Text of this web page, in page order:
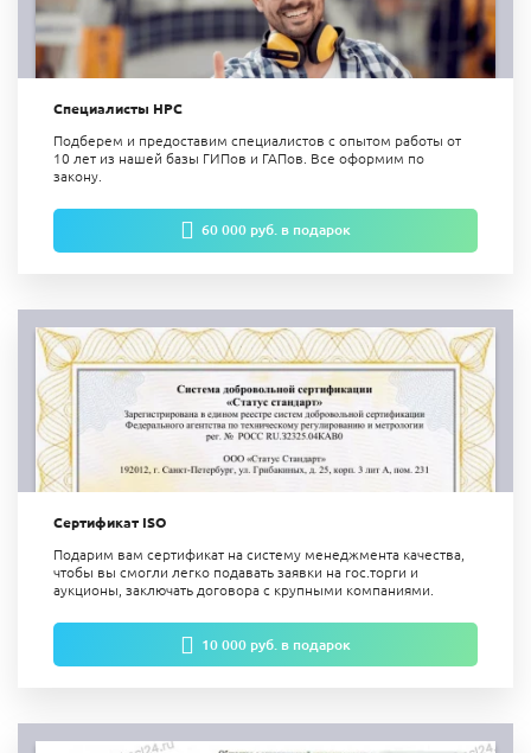
Специалисты НРС
Подберем и предоставим специалистов с опытом работы от
10 лет из нашей базы ГИПов и ГАПов. Все оформим по
закону.
60 000 руб. в подарок
Сертификат ISO
Подарим вам сертификат на систему менеджмента качества,
чтобы вы смогли легко подавать заявки на гос.торги и
аукционы, заключать договора с крупными компаниями.
10 000 руб. в подарок